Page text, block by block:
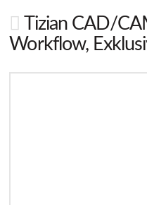
Tizian CAD/
Workflow,